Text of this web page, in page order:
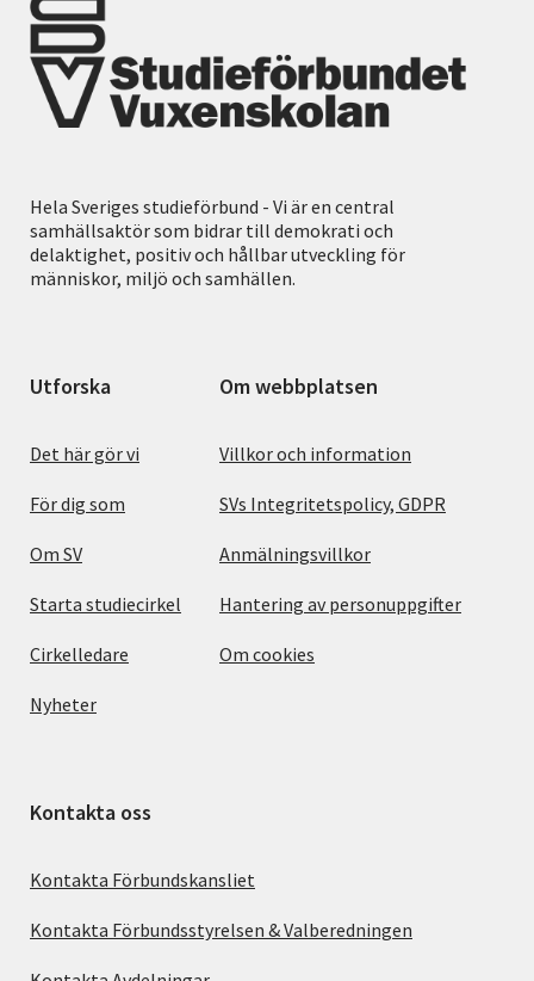
Hela Sveriges studieförbund - Vi är en central
samhällsaktör som bidrar till demokrati och
delaktighet, positiv och hållbar utveckling för
människor, miljö och samhällen.
Utforska
Det här gör vi
För dig som
Om SV
Starta studiecirkel
Cirkelledare
Nyheter
Om webbplatsen
Villkor och information
SVs Integritetspolicy, GDPR
Anmälningsvillkor
Hantering av personuppgifter
Om cookies
Kontakta oss
Kontakta Förbundskansliet
Kontakta Förbundsstyrelsen & Valberedningen